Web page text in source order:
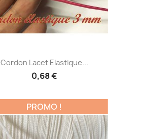
Cordon Lacet Elastique...
0,68 €
PROMO !